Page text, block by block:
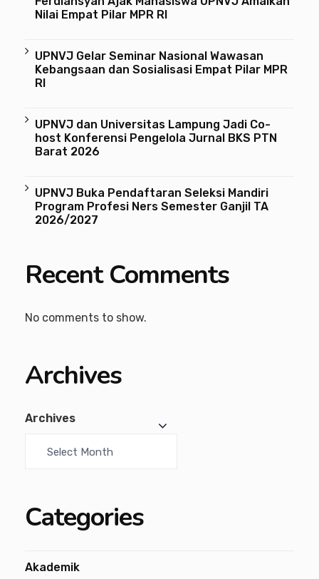
Nilai Empat Pilar MPR RI
UPNVJ Gelar Seminar Nasional Wawasan
Kebangsaan dan Sosialisasi Empat Pilar MPR
RI
UPNVJ dan Universitas Lampung Jadi Co-
host Konferensi Pengelola Jurnal BKS PTN
Barat 2026
UPNVJ Buka Pendaftaran Seleksi Mandiri
Program Profesi Ners Semester Ganjil TA
2026/2027
Recent Comments
No comments to show.
Archives
Archives
Categories
Akademik